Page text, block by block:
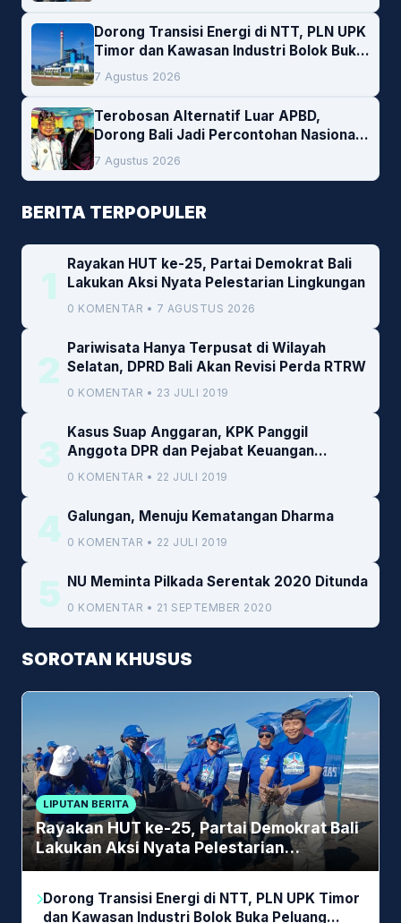
Dorong Transisi Energi di NTT, PLN UPK
Timor dan Kawasan Industri Bolok Buka
Peluang Investasi Woodchip untuk
Cofiring PLTU Bolok
7 Agustus 2026
Terobosan Alternatif Luar APBD,
Dorong Bali Jadi Percontohan Nasional
Pembiayaan Daerah
7 Agustus 2026
BERITA TERPOPULER
1
Rayakan HUT ke-25, Partai Demokrat Bali
Lakukan Aksi Nyata Pelestarian Lingkungan
0 KOMENTAR • 7 AGUSTUS 2026
2
Pariwisata Hanya Terpusat di Wilayah
Selatan, DPRD Bali Akan Revisi Perda RTRW
0 KOMENTAR • 23 JULI 2019
3
Kasus Suap Anggaran, KPK Panggil
Anggota DPR dan Pejabat Keuangan
Kemenkeu
0 KOMENTAR • 22 JULI 2019
4 Galungan, Menuju Kematangan Dharma
0 KOMENTAR • 22 JULI 2019
5 NU Meminta Pilkada Serentak 2020 Ditunda
0 KOMENTAR • 21 SEPTEMBER 2020
SOROTAN KHUSUS
LIPUTAN BERITA
Rayakan HUT ke-25, Partai Demokrat Bali
Lakukan Aksi Nyata Pelestarian
Lingkungan
Dorong Transisi Energi di NTT, PLN UPK Timor
dan Kawasan Industri Bolok Buka Peluang